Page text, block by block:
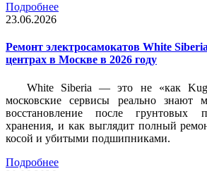
Подробнее
23.06.2026
Ремонт электросамокатов White
центрах в Москве в 2026 году
White Siberia — это не «как
московские сервисы реально знают
восстановление после грунтовых
хранения, и как выглядит полный
косой и убитыми подшипниками.
Подробнее